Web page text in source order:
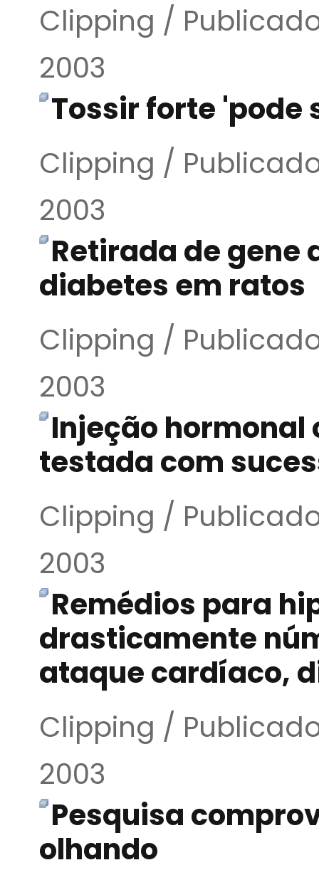
Clipping /
2003
Tossir forte
Clipping /
2003
Retirada de gene
diabetes em ratos
Clipping /
2003
Injeção hormonal
testada com
Clipping /
2003
Remédios para
drasticamente
ataque cardíaco,
Clipping /
2003
Pesquisa
olhando